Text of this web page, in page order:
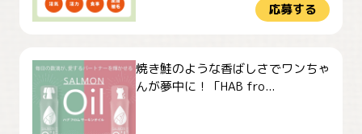
応募する
焼き鮭のような香ばしさでワンちゃ
んが夢中に！「HAB fro...